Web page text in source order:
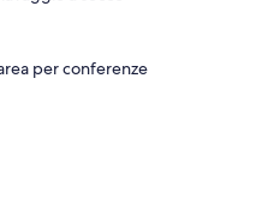
per conferenze